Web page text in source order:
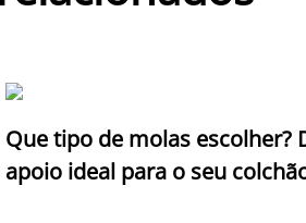
Que tipo de molas escolher?
apoio ideal para o seu